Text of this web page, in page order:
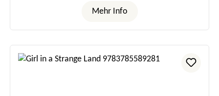
Mehr Info